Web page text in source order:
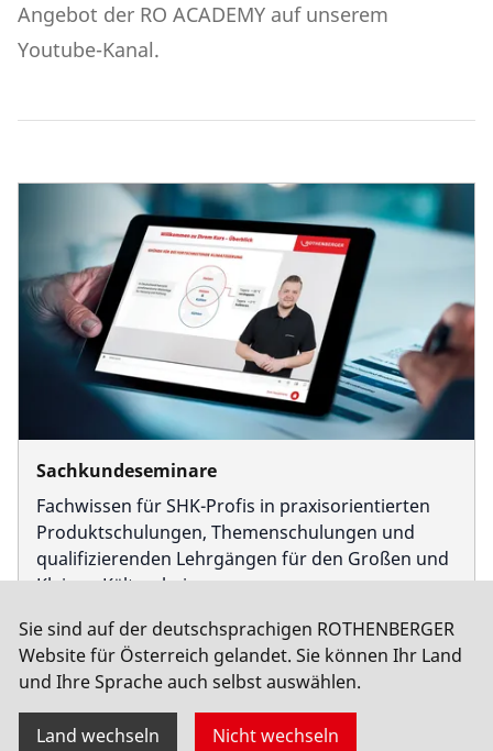
Angebot der RO ACADEMY auf unserem
Youtube-Kanal.
Sachkundeseminare
Fachwissen für SHK-Profis in praxisorientierten
Produktschulungen, Themenschulungen und
qualifizierenden Lehrgängen für den Großen und
Kleinen Kälteschein.
Sie sind auf der deutschsprachigen ROTHENBERGER
Website für Österreich gelandet. Sie können Ihr Land
und Ihre Sprache auch selbst auswählen.
Land wechseln Nicht wechseln